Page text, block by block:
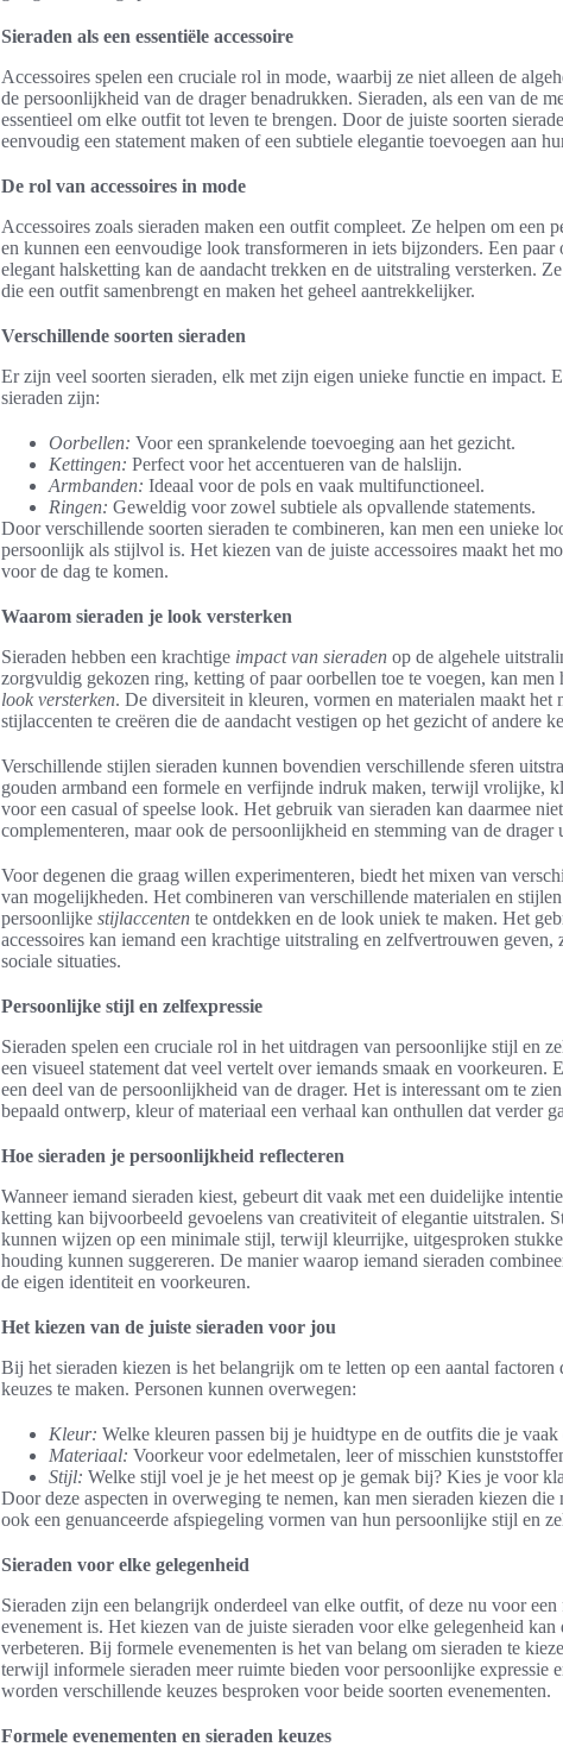
Sieraden als een essentiële accessoire
Accessoires spelen een cruciale rol in mode, waarbij ze niet alleen de
de persoonlijkheid van de drager benadrukken. Sieraden, als een van de
essentieel om elke outfit tot leven te brengen. Door de juiste soorten
eenvoudig een statement maken of een subtiele elegantie toevoegen aan
De rol van accessoires in mode
Accessoires zoals sieraden maken een outfit compleet. Ze helpen om een
en kunnen een eenvoudige look transformeren in iets bijzonders. Een
elegant halsketting kan de aandacht trekken en de uitstraling versterken.
die een outfit samenbrengt en maken het geheel aantrekkelijker.
Verschillende soorten sieraden
Er zijn veel soorten sieraden, elk met zijn eigen unieke functie en impact.
sieraden zijn:
Oorbellen: Voor een sprankelende toevoeging aan het gezicht.
Kettingen: Perfect voor het accentueren van de halslijn.
Armbanden: Ideaal voor de pols en vaak multifunctioneel.
Ringen: Geweldig voor zowel subtiele als opvallende statements.
Door verschillende soorten sieraden te combineren, kan men een unieke
persoonlijk als stijlvol is. Het kiezen van de juiste accessoires maakt het
voor de dag te komen.
Waarom sieraden je look versterken
Sieraden hebben een krachtige impact van sieraden op de algehele
zorgvuldig gekozen ring, ketting of paar oorbellen toe te voegen, kan
look versterken. De diversiteit in kleuren, vormen en materialen maakt het
stijlaccenten te creëren die de aandacht vestigen op het gezicht of andere
Verschillende stijlen sieraden kunnen bovendien verschillende sferen
gouden armband een formele en verfijnde indruk maken, terwijl vrolijke,
voor een casual of speelse look. Het gebruik van sieraden kan daarmee
complementeren, maar ook de persoonlijkheid en stemming van de drager
Voor degenen die graag willen experimenteren, biedt het mixen van
van mogelijkheden. Het combineren van verschillende materialen en
persoonlijke stijlaccenten te ontdekken en de look uniek te maken. Het
accessoires kan iemand een krachtige uitstraling en zelfvertrouwen geven,
sociale situaties.
Persoonlijke stijl en zelfexpressie
Sieraden spelen een cruciale rol in het uitdragen van persoonlijke stijl en
een visueel statement dat veel vertelt over iemands smaak en voorkeuren.
een deel van de persoonlijkheid van de drager. Het is interessant om te
bepaald ontwerp, kleur of materiaal een verhaal kan onthullen dat verder
Hoe sieraden je persoonlijkheid reflecteren
Wanneer iemand sieraden kiest, gebeurt dit vaak met een duidelijke
ketting kan bijvoorbeeld gevoelens van creativiteit of elegantie uitstralen.
kunnen wijzen op een minimale stijl, terwijl kleurrijke, uitgesproken
houding kunnen suggereren. De manier waarop iemand sieraden
de eigen identiteit en voorkeuren.
Het kiezen van de juiste sieraden voor jou
Bij het sieraden kiezen is het belangrijk om te letten op een aantal factoren
keuzes te maken. Personen kunnen overwegen:
Kleur: Welke kleuren passen bij je huidtype en de outfits die je vaak
Materiaal: Voorkeur voor edelmetalen, leer of misschien
Stijl: Welke stijl voel je je het meest op je gemak bij? Kies je voor
Door deze aspecten in overweging te nemen, kan men sieraden kiezen
ook een genuanceerde afspiegeling vormen van hun persoonlijke stijl en
Sieraden voor elke gelegenheid
Sieraden zijn een belangrijk onderdeel van elke outfit, of deze nu voor
evenement is. Het kiezen van de juiste sieraden voor elke gelegenheid
verbeteren. Bij formele evenementen is het van belang om sieraden te
terwijl informele sieraden meer ruimte bieden voor persoonlijke expressie
worden verschillende keuzes besproken voor beide soorten evenementen.
Formele evenementen en sieraden keuzes